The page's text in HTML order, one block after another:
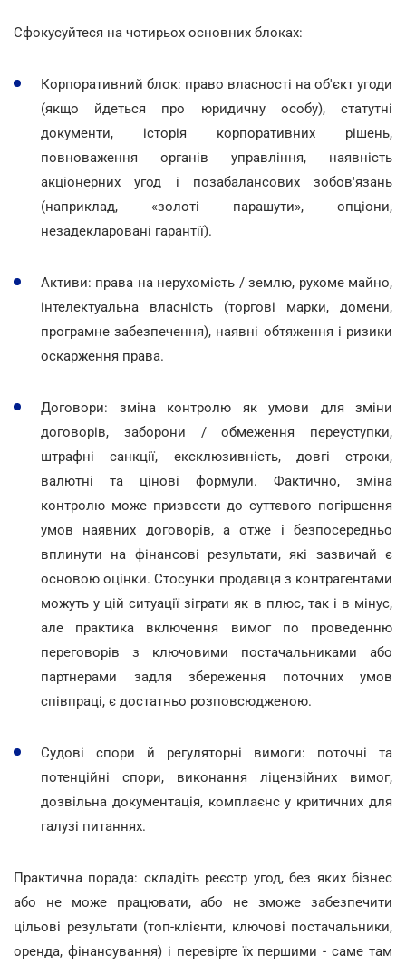
Сфокусуйтеся на чотирьох основних блоках:
Корпоративний блок: право власності на об'єкт угоди
(якщо йдеться про юридичну особу), статутні
документи, історія корпоративних рішень,
повноваження органів управління, наявність
акціонерних угод і позабалансових зобов'язань
(наприклад, «золоті парашути», опціони,
незадекларовані гарантії).
Активи: права на нерухомість / землю, рухоме майно,
інтелектуальна власність (торгові марки, домени,
програмне забезпечення), наявні обтяження і ризики
оскарження права.
Договори: зміна контролю як умови для зміни
договорів, заборони / обмеження переуступки,
штрафні санкції, ексклюзивність, довгі строки,
валютні та цінові формули. Фактично, зміна
контролю може призвести до суттєвого погіршення
умов наявних договорів, а отже і безпосередньо
вплинути на фінансові результати, які зазвичай є
основою оцінки. Стосунки продавця з контрагентами
можуть у цій ситуації зіграти як в плюс, так і в мінус,
але практика включення вимог по проведенню
переговорів з ключовими постачальниками або
партнерами задля збереження поточних умов
співпраці, є достатньо розповсюдженою.
Судові спори й регуляторні вимоги: поточні та
потенційні спори, виконання ліцензійних вимог,
дозвільна документація, комплаєнс у критичних для
галузі питаннях.
Практична порада: складіть реєстр угод, без яких бізнес
або не може працювати, або не зможе забезпечити
цільові результати (топ-клієнти, ключові постачальники,
оренда, фінансування) і перевірте їх першими - саме там